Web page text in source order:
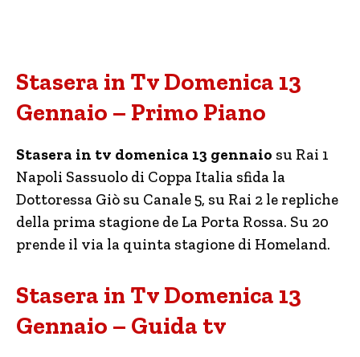
Stasera in Tv Domenica 13
Gennaio – Primo Piano
Stasera in tv domenica 13 gennaio su Rai 1
Napoli Sassuolo di Coppa Italia sfida la
Dottoressa Giò su Canale 5, su Rai 2 le repliche
della prima stagione de La Porta Rossa. Su 20
prende il via la quinta stagione di Homeland.
Stasera in Tv Domenica 13
Gennaio – Guida tv